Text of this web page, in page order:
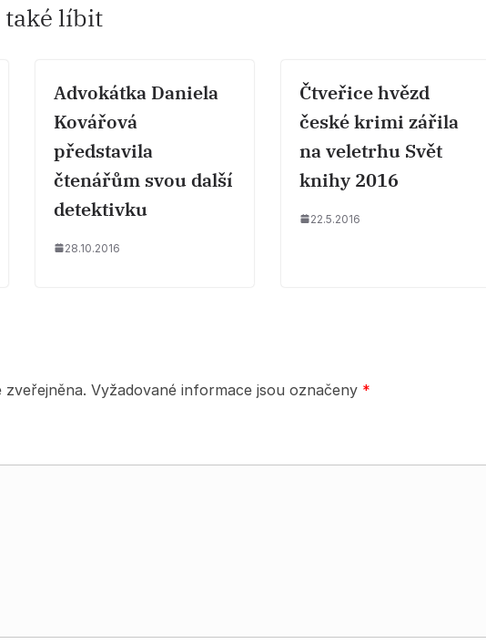
také líbit
Advokátka Daniela
Kovářová
představila
čtenářům svou další
detektivku
28.10.2016
Čtveřice hvězd
české krimi zářila
na veletrhu Svět
knihy 2016
22.5.2016
zveřejněna. Vyžadované informace jsou označeny *